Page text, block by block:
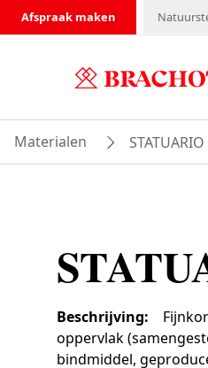
Afspraak maken
Materialen
Beschrijving:
oppervlak
bindmiddel,